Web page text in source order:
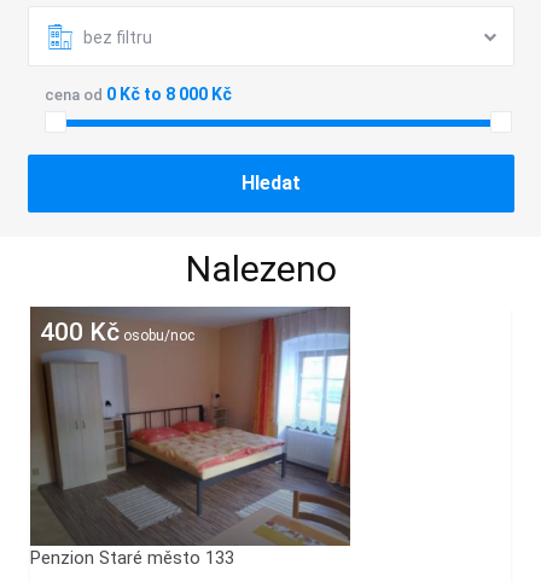
bez filtru
cena od 0 Kč to 8 000 Kč
Nalezeno
400 Kčosobu/noc
Penzion Staré město 133